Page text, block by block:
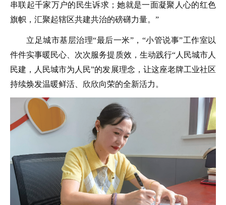
串联起千家万户的民生诉求；她就是一面凝聚人心的红色
旗帜，汇聚起辖区共建共治的磅礴力量。”
立足城市基层治理“最后一米”，“小管说事”工作室以
件件实事暖民心、次次服务提质效，生动践行“人民城市人
民建，人民城市为人民”的发展理念，让这座老牌工业社区
持续焕发温暖鲜活、欣欣向荣的全新活力。